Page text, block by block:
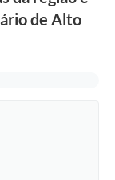
de Alto